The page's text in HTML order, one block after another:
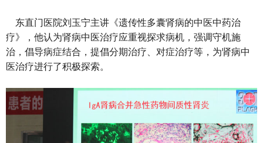
东直门医院刘玉宁主讲《遗传性多囊肾病的中医中药治
疗》，他认为肾病中医治疗应重视探求病机，强调守机施
治，倡导病症结合，提倡分期治疗、对症治疗等，为肾病中
医治疗进行了积极探索。